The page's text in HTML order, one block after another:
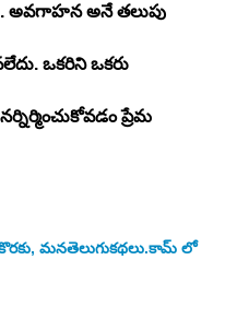
అవగాహన అనే తలుపు
ఒకరిని ఒకరు
ప్రేమ
మనతెలుగుకథలు.కామ్ లో